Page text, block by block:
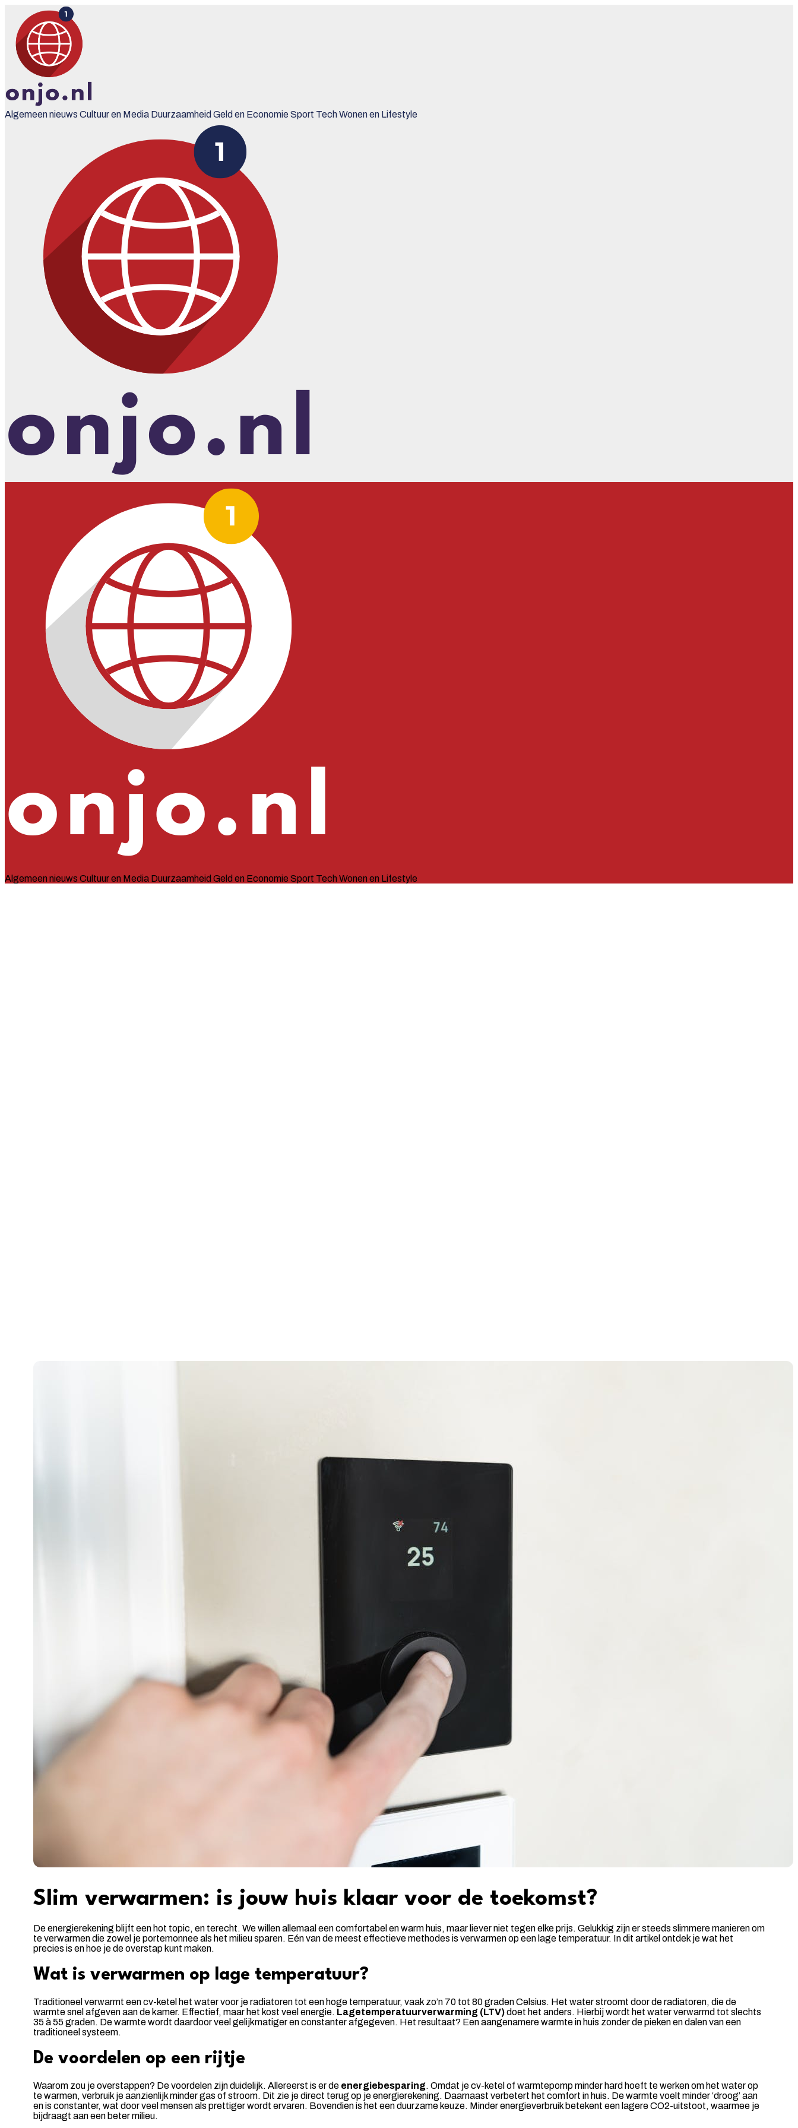
Algemeen nieuws Cultuur en Media Duurzaamheid Geld en EconomieSport TechWonen en Lifestyle
Algemeen nieuws Cultuur en Media Duurzaamheid Geld en Economie Sport Tech Wonen en Lifestyle
Slim verwarmen: is jouw huis klaar voor de toekomst?
De energierekening blijft een hot topic, en terecht. We willen allemaal een comfortabel en warm huis, maar liever niet tegen elke prijs. Gelukkig zijn er steeds slimmere manieren om
te verwarmen die zowel je portemonnee als het milieu sparen. Eén van de meest effectieve methodes is verwarmen op een lage temperatuur. In dit artikel ontdek je wat het
precies is en hoe je de overstap kunt maken.
Wat is verwarmen op lage temperatuur?
Traditioneel verwarmt een cv-ketel het water voor je radiatoren tot een hoge temperatuur, vaak zo’n 70 tot 80 graden Celsius. Het water stroomt door de radiatoren, die de
warmte snel afgeven aan de kamer. Effectief, maar het kost veel energie. Lagetemperatuurverwarming (LTV)doet het anders. Hierbij wordt het water verwarmd tot slechts
35 à 55 graden. De warmte wordt daardoor veel gelijkmatiger en constanter afgegeven. Het resultaat? Een aangenamere warmte in huis zonder de pieken en dalen van een
traditioneel systeem.
De voordelen op een rijtje
Waarom zou je overstappen? De voordelen zijn duidelijk. Allereerst is er de energiebesparing. Omdat je cv-ketel of warmtepomp minder hard hoeft te werken om het water op
te warmen, verbruik je aanzienlijk minder gas of stroom. Dit zie je direct terug op je energierekening. Daarnaast verbetert het comfort in huis. De warmte voelt minder ‘droog’ aan
en is constanter, wat door veel mensen als prettiger wordt ervaren. Bovendien is het een duurzame keuze. Minder energieverbruik betekent een lagere CO2-uitstoot, waarmee je
bijdraagt aan een beter milieu.